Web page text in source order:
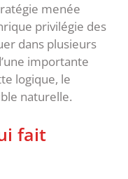
menée
privilégie des
dans plusieurs
importante
logique, le
naturelle.
fait